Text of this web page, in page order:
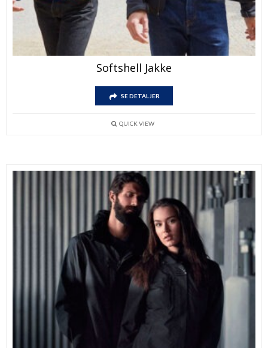
Softshell Jakke
SE DETALJER
QUICK VIEW